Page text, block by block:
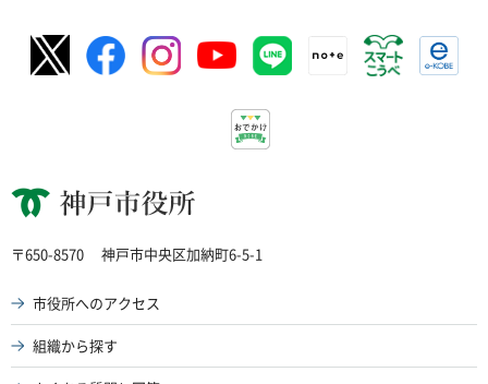
神戸市役所
〒650-8570 神戸市中央区加納町6-5-1
市役所へのアクセス
組織から探す